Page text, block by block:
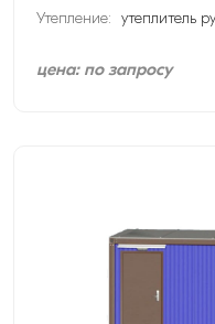
Утепление: утеплитель
цена: по запросу